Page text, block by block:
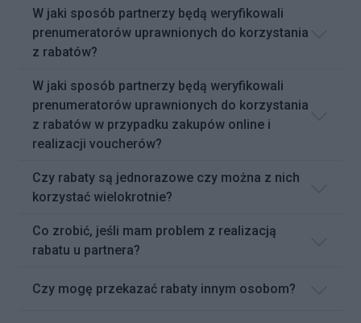
W jaki sposób partnerzy będą weryfikowali
prenumeratorów uprawnionych do korzystania
z rabatów?
W jaki sposób partnerzy będą weryfikowali
prenumeratorów uprawnionych do korzystania
z rabatów w przypadku zakupów online i
realizacji voucherów?
Czy rabaty są jednorazowe czy można z nich
korzystać wielokrotnie?
Co zrobić, jeśli mam problem z realizacją
rabatu u partnera?
Czy mogę przekazać rabaty innym osobom?